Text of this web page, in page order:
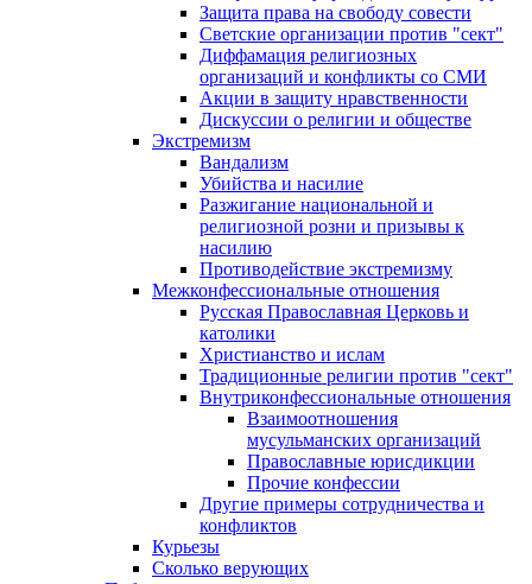
Защита права на свободу совести
Светские организации против "сект"
Диффамация религиозных
организаций и конфликты со СМИ
Акции в защиту нравственности
Дискуссии о религии и обществе
Экстремизм
Вандализм
Убийства и насилие
Разжигание национальной и
религиозной розни и призывы к
насилию
Противодействие экстремизму
Межконфессиональные отношения
Русская Православная Церковь и
католики
Христианство и ислам
Традиционные религии против "сект"
Внутриконфессиональные отношения
Взаимоотношения
мусульманских организаций
Православные юрисдикции
Прочие конфессии
Другие примеры сотрудничества и
конфликтов
Курьезы
Сколько верующих